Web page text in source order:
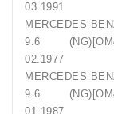
03.1991
MERCEDES
9.6
02.1977
MERCEDES
9.6